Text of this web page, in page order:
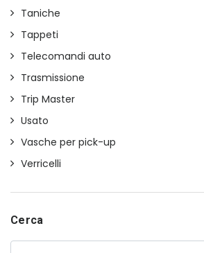
Taniche
Tappeti
Telecomandi auto
Trasmissione
Trip Master
Usato
Vasche per pick-up
Verricelli
Cerca